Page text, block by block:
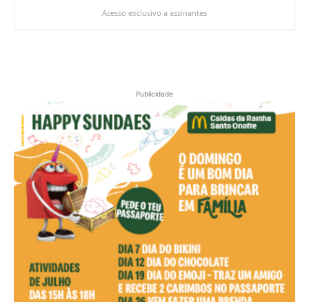
Acesso exclusivo a assinantes
Publicidade